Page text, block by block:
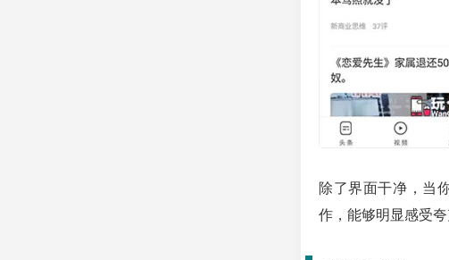
除了界面干净，当
作，能够明显感受